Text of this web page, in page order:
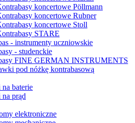
koncertowe Pöllmann
koncertowe Rubner
koncertowe Stoll
STARE
- instrumenty uczniowskie
- studenckie
FINE GERMAN INSTRUMENTS
pod nóżkę kontrabasową
baterie
prąd
elektroniczne